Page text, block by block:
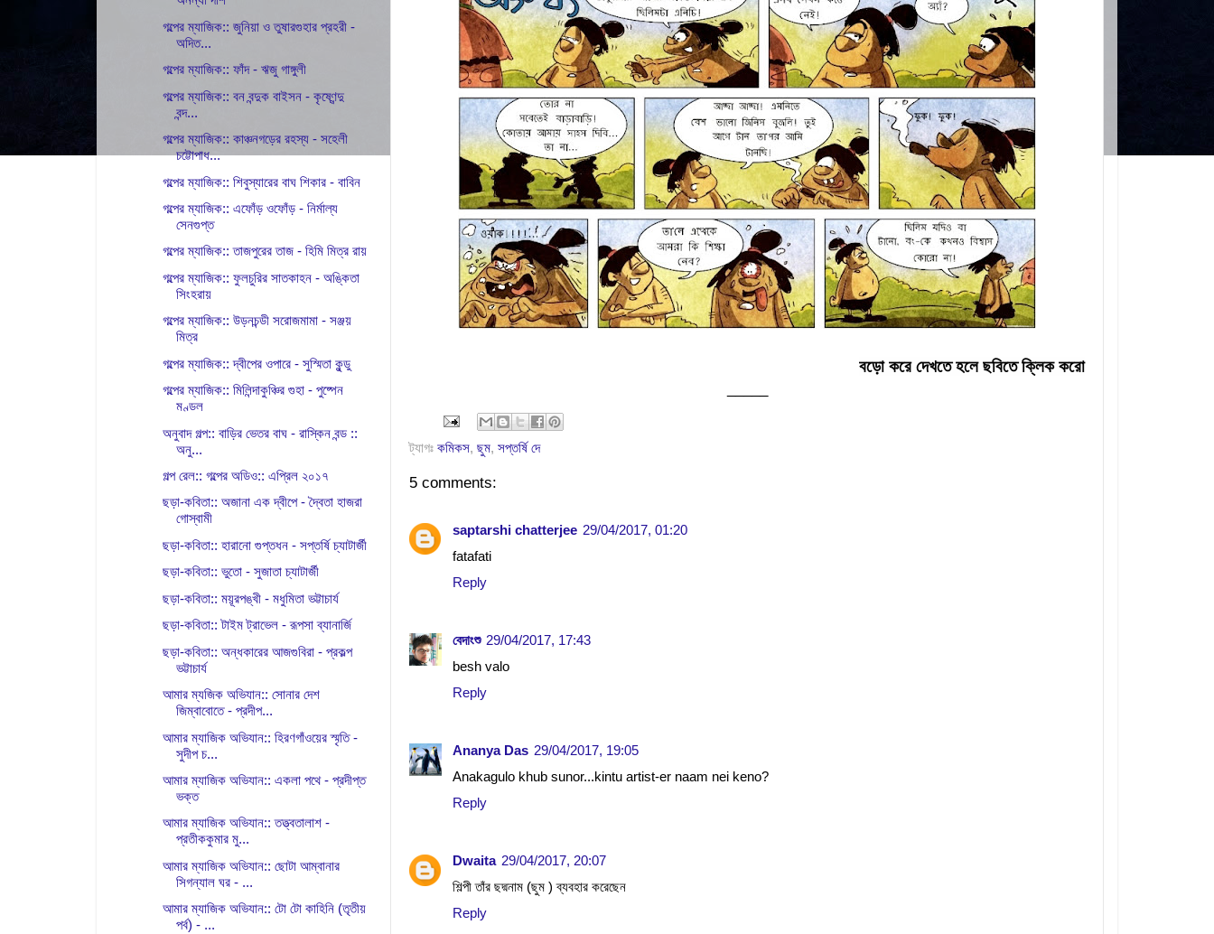
বড়ো করে দেখতে হলে ছবিতে ক্লিক করো
ট্যাগঃ কমিকস, ছুম, সপ্তর্ষি দে
5 comments:
saptarshi chatterjee 29/04/2017, 01:20
fatafati
Reply
বেদাংশু 29/04/2017, 17:43
besh valo
Reply
Ananya Das 29/04/2017, 19:05
Anakagulo khub sunor...kintu artist-er naam nei keno?
Reply
Dwaita 29/04/2017, 20:07
শিল্পী তাঁর ছদ্মনাম (ছুম ) ব্যবহার করেছেন
Reply
গল্পের ম্যাজিক:: জুনিয়া ও তুষারগুহার প্রহরী -
অদিত...
গল্পের ম্যাজিক:: ফাঁদ - ঋজু গাঙ্গুলী
গল্পের ম্যাজিক:: বন বন্দুক বাইসন - কৃষ্ণেন্দু
বন্দ...
গল্পের ম্যাজিক:: কাঞ্চনগড়ের রহস্য - সহেলী
চট্টোপাধ...
গল্পের ম্যাজিক:: শিবুস্যারের বাঘ শিকার - বাবিন
গল্পের ম্যাজিক:: এফোঁড় ওফোঁড় - নির্মাল্য
সেনগুপ্ত
গল্পের ম্যাজিক:: তাজপুরের তাজ - হিমি মিত্র রায়
গল্পের ম্যাজিক:: ফুলচুরির সাতকাহন - অঙ্কিতা
সিংহরায়
গল্পের ম্যাজিক:: উড়নচন্ডী সরোজমামা - সঞ্জয়
মিত্র
গল্পের ম্যাজিক:: দ্বীপের ওপারে - সুস্মিতা কুন্ডু
গল্পের ম্যাজিক:: মিলিন্দাকুঞ্চির গুহা - পুষ্পেন
মণ্ডল
অনুবাদ গল্প:: বাড়ির ভেতর বাঘ - রাস্কিন বন্ড ::
অনু...
গল্প রেল:: গল্পের অডিও:: এপ্রিল ২০১৭
ছড়া-কবিতা:: অজানা এক দ্বীপে - দ্বৈতা হাজরা
গোস্বামী
ছড়া-কবিতা:: হারানো গুপ্তধন - সপ্তর্ষি চ্যাটার্জী
ছড়া-কবিতা:: ভুতো - সুজাতা চ্যাটার্জী
ছড়া-কবিতা:: ময়ূরপঙ্খী - মধুমিতা ভট্টাচার্য
ছড়া-কবিতা:: টাইম ট্রাভেল - রূপসা ব্যানার্জি
ছড়া-কবিতা:: অন্ধকারের আজগুবিরা - প্রকল্প
ভট্টাচার্য
আমার ম্যজিক অভিযান:: সোনার দেশ
জিম্বাবোতে - প্রদীপ...
আমার ম্যাজিক অভিযান:: হিরণগাঁওয়ের স্মৃতি -
সুদীপ চ...
আমার ম্যাজিক অভিযান:: একলা পথে - প্রদীপ্ত
ভক্ত
আমার ম্যাজিক অভিযান:: তত্ত্বতালাশ -
প্রতীককুমার মু...
আমার ম্যাজিক অভিযান:: ছোটা আম্বানার
সিগন্যাল ঘর - ...
আমার ম্যাজিক অভিযান:: টো টো কাহিনি (তৃতীয়
পর্ব) - ...